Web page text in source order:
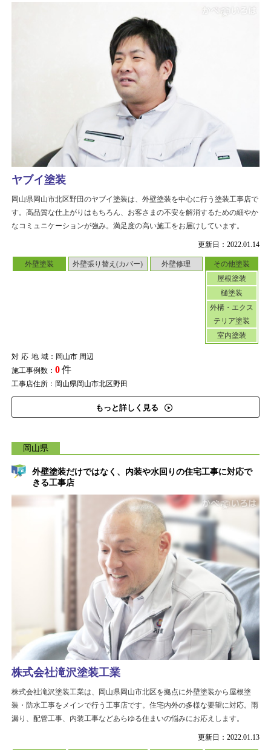
更新日：2022.01.14
外壁塗装 外壁張り替え(カバー) 外壁修理
その他塗装
屋根塗装
樋塗装
外構・エクス
テリア塗装
室内塗装
対応地域：岡山市 周辺
施工事例数： 0件
工事店住所：岡山県岡山市北区野田
もっと詳しく見る
ヤブイ塗装
岡山県岡山市北区野田のヤブイ塗装は、外壁塗装を中心に行う塗装工事店で
す。高品質な仕上がりはもちろん、お客さまの不安を解消するための細やか
なコミュニケーションが強み。満足度の高い施工をお届けしています。
岡山県
外壁塗装だけではなく、内装や水回りの住宅工事に対応で
きる工事店
更新日：2022.01.13
株式会社滝沢塗装工業
株式会社滝沢塗装工業は、岡山県岡山市北区を拠点に外壁塗装から屋根塗
装・防水工事をメインで行う工事店です。住宅内外の多様な要望に対応。雨
漏り、配管工事、内装工事などあらゆる住まいの悩みにお応えします。